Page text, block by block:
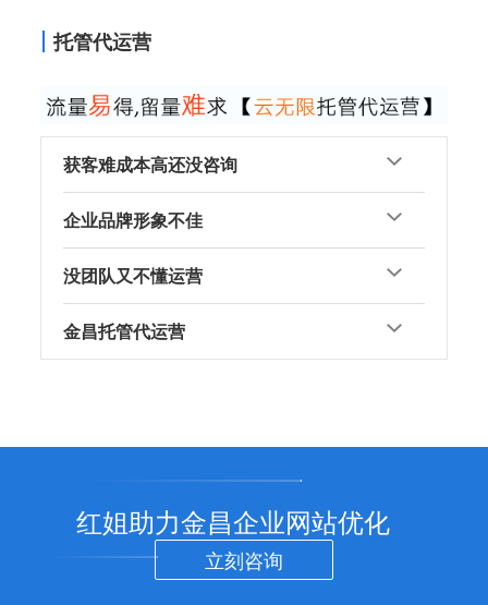
托管代运营
获客难成本高还没咨询
企业品牌形象不佳
没团队又不懂运营
金昌托管代运营
红姐助力金昌企业网站优化
立刻咨询